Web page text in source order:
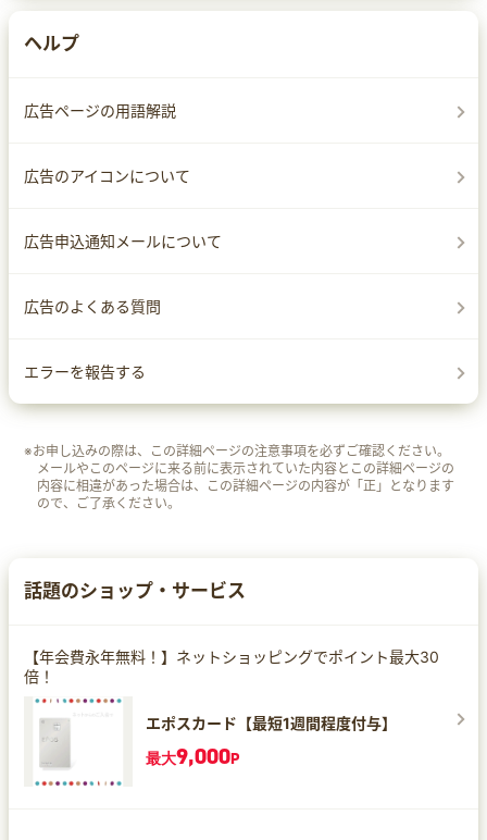
ヘルプ
広告ページの用語解説
広告のアイコンについて
広告申込通知メールについて
広告のよくある質問
エラーを報告する
※お申し込みの際は、この詳細ページの注意事項を必ずご確認ください。
メールやこのページに来る前に表示されていた内容とこの詳細ページの
内容に相違があった場合は、この詳細ページの内容が「正」となります
ので、ご了承ください。
話題のショップ・サービス
【年会費永年無料！】ネットショッピングでポイント最大30
倍！
エポスカード【最短1週間程度付与】
最大9,000P